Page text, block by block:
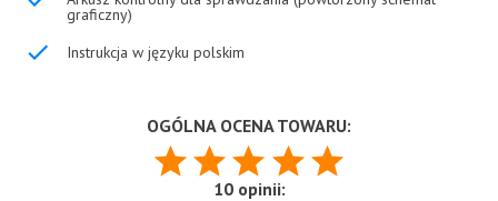
graficzny)
Instrukcja w języku polskim
OGÓLNA OCENA TOWARU:
10 opinii: